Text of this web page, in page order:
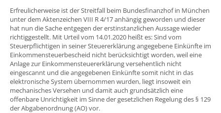
Erfreulicherweise ist der Streitfall beim Bundesfinanzhof in München
unter dem Aktenzeichen VIII R 4/17 anhängig geworden und dieser
hat nun die Sache entgegen der erstinstanzlichen Aussage wieder
richtiggestellt. Mit Urteil vom 14.01.2020 heißt es: Sind vom
Steuerpflichtigen in seiner Steuererklärung angegebene Einkünfte im
Einkommensteuerbescheid nicht berücksichtigt worden, weil eine
Anlage zur Einkommensteuererklärung versehentlich nicht
eingescannt und die angegebenen Einkünfte somit nicht in das
elektronische System übernommen wurden, liegt insoweit ein
mechanisches Versehen und damit auch grundsätzlich eine
offenbare Unrichtigkeit im Sinne der gesetzlichen Regelung des § 129
der Abgabenordnung (AO) vor.